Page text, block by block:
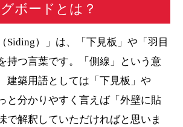
ボードとは？
Siding）」は、「下見板」や「羽目
持つ言葉です。「側線」という意
建築用語としては「下見板」や
と分かりやすく言えば「外壁に貼
で解釈していただければと思いま